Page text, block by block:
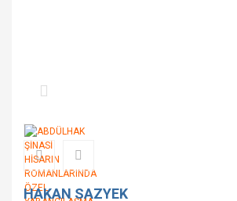
HAKAN SAZYEK